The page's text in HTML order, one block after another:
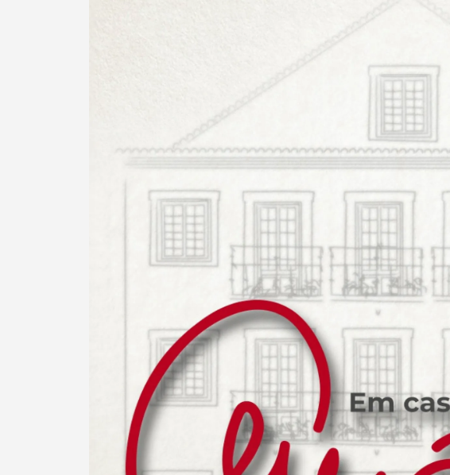
Termo de Pesquisa
Categorias gerais
Filtros